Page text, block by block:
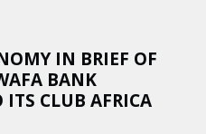
IN BRIEF OF
BANK
CLUB AFRICA